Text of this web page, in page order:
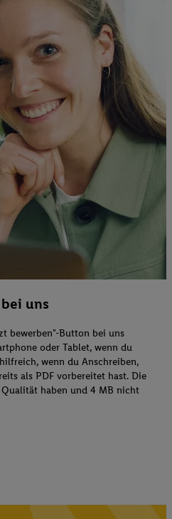
uns
bewerben"-Button bei uns
oder Tablet, wenn du
wenn du Anschreiben,
als PDF vorbereitet hast. Die
haben und 4 MB nicht